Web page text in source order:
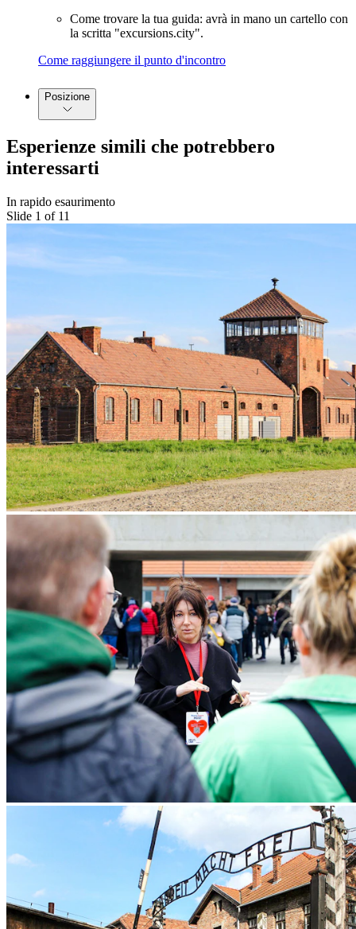
Come trovare la tua guida: avrà in mano un cartello con
la scritta "excursions.city".
Come raggiungere il punto d'incontro
Posizione
Esperienze simili che potrebbero
interessarti
In rapido esaurimento
Slide 1 of 11